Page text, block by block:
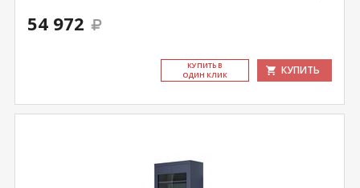
54 972
КУ­ПИТЬ В
ОДИН КЛИК
КУПИТЬ